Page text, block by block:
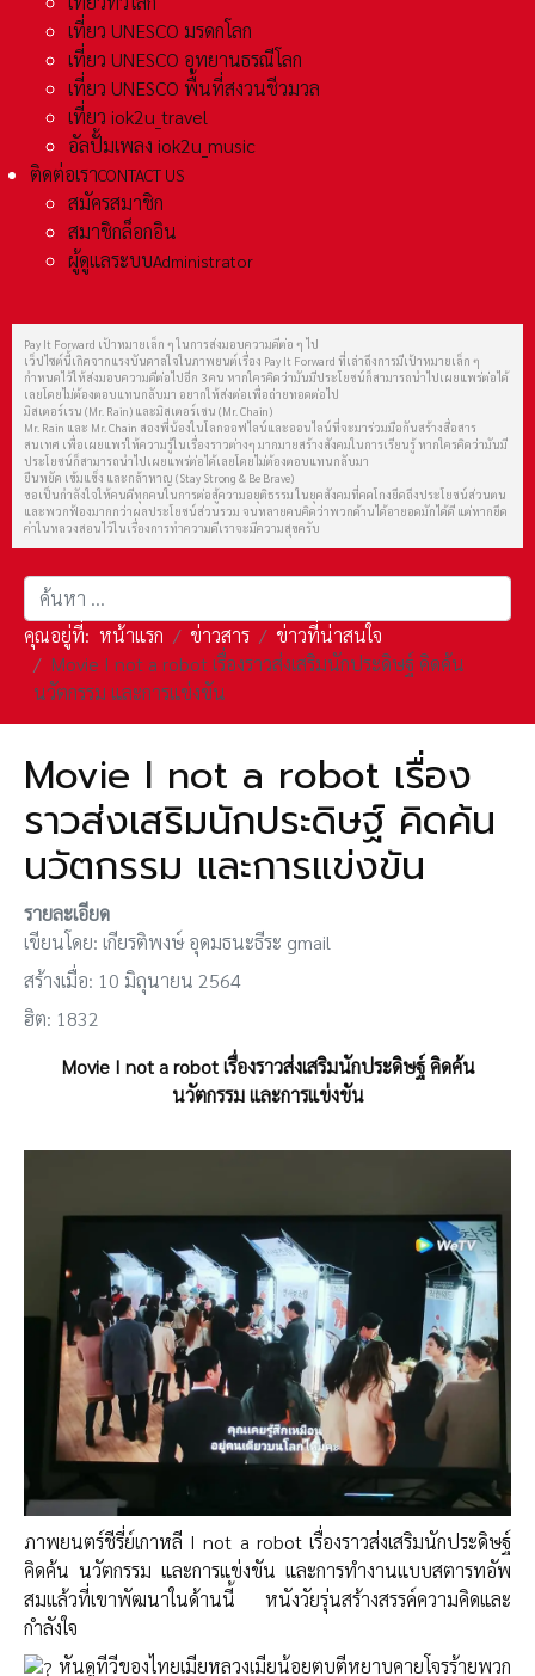
เที่ยว UNESCO มรดกโลก
เที่ยว UNESCO อุทยานธรณีโลก
เที่ยว UNESCO พื้นที่สงวนชีวมวล
เที่ยว iok2u_travel
อัลปั้มเพลง iok2u_music
ติดต่อเราCONTACT US
สมัครสมาชิก
สมาชิกล็อกอิน
ผู้ดูแลระบบAdministrator
Pay It Forward เป้าหมายเล็ก ๆ ในการส่งมอบความดีต่อ ๆ ไป
เว็ปไซต์นี้เกิดจากแรงบันดาลใจในภาพยนต์เรื่อง Pay It Forward ที่เล่าถึงการมีเป้าหมายเล็ก ๆ
กำหนดไว้ให้ส่งมอบความดีต่อไปอีก 3 คน หากใครคิดว่ามันมีประโยชน์ก็สามารถนำไปเผยแพร่ต่อได้
เลยโดยไม่ต้องตอบแทนกลับมา อยากให้ส่งต่อเพื่อถ่ายทอดต่อไป
มิสเตอร์เรน (Mr. Rain) และมิสเตอร์เชน (Mr. Chain)
Mr. Rain และ Mr. Chain สองพี่น้องในโลกออฟไลน์และออนไลน์ที่จะมาร่วมมือกันสร้างสื่อสาร
สนเทศ เพื่อเผยแพร่ให้ความรู้ในเรื่องราวต่างๆ มากมายสร้างสังคมในการเรียนรู้ หากใครคิดว่ามันมี
ประโยชน์ก็สามารถนำไปเผยแพร่ต่อได้เลยโดยไม่ต้องตอบแทนกลับมา
ยืนหยัด เข้มแข็ง และกล้าหาญ (Stay Strong & Be Brave)
ขอเป็นกำลังใจให้คนดีทุกคนในการต่อสู้ความอยุติธรรม ในยุคสังคมที่คดโกงยึดถึงประโยชน์ส่วนตน
และพวกฟ้องมากกว่าผลประโยชน์ส่วนรวม จนหลายคนคิดว่าพวกด้านได้อายอดมักได้ดี แต่หากยึด
คำในหลวงสอนไว้ในเรื่องการทำความดีเราจะมีความสุขครับ
การค้นหา
คุณอยู่ที่: หน้าแรก ข่าวสาร
ข่าวที่น่าสนใจ
Movie ​I not a robot เรื่องราวส่งเสริมนักประดิษฐ์ คิดค้น
นวัตกรรม และการแข่งขัน
Movie ​I not a robot เรื่อง
ราวส่งเสริมนักประดิษฐ์ คิดค้น
นวัตกรรม และการแข่งขัน
รายละเอียด
เขียนโดย: เกียรติพงษ์ อุดมธนะธีระ gmail
สร้างเมื่อ: 10 มิถุนายน 2564
ฮิต: 1832
Movie ​I not a robot เรื่องราวส่งเสริมนักประดิษฐ์ คิดค้น
นวัตกรรม และการแข่งขัน
ภาพยนตร์ชีรี่ย์​เกาหลี ​I not a robot เรื่องราวส่งเสริมนักประดิษฐ์
คิดค้น นวัตกรรม และการแข่งขัน และการทำงานแบบสตารทอัพ
สมแล้วที่เขาพัฒนาในด้านนี้ หนังวัยรุ่นสร้างสรรค์ความคิดและ
กำลังใจ
หันดูทีวีของไทยเมียหลวงเมียน้อยตบตีหยาบคายโจรร้ายพวก